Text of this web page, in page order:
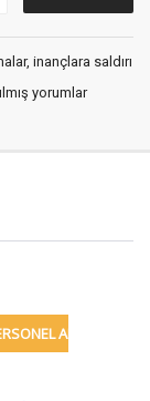
inançlara saldırı
yorumlar